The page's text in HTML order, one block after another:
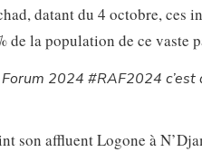
datant du 4 octobre, ces
de la population de ce vaste
2024 #RAF2024 c’est
son affluent Logone à